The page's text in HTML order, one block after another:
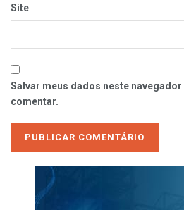
Site
Salvar meus dados neste navegador
comentar.